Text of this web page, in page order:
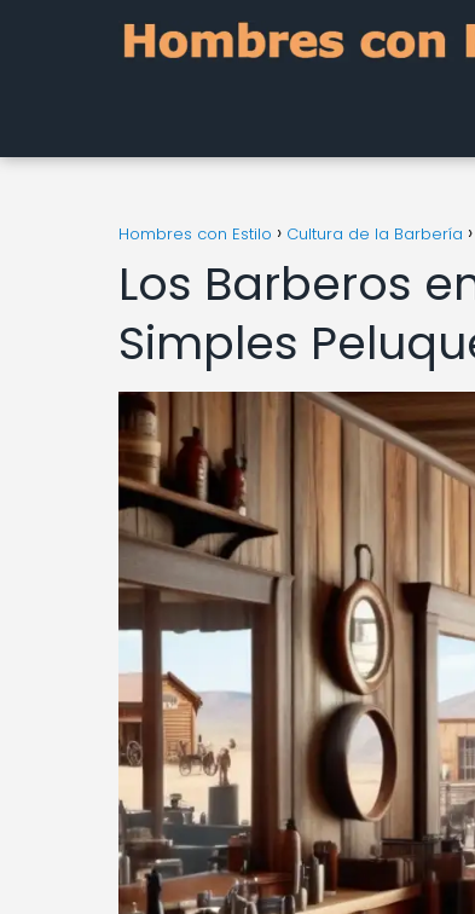
Hombres con Estilo Cultura de la Barbería
Los Barberos
Simples